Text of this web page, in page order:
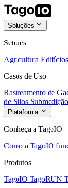
Soluções
Setores
Agricultura Edifícios
Casos de Uso
Rastreamento de
de Silos Submedição
Plataforma
Conheça a TagoIO
Como a TagoIO
Produtos
TagoIO TagoRUN